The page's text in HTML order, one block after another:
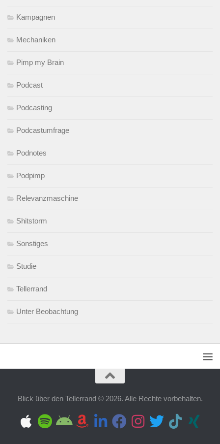
Kampagnen
Mechaniken
Pimp my Brain
Podcast
Podcasting
Podcastumfrage
Podnotes
Podpimp
Relevanzmaschine
Shitstorm
Sonstiges
Studie
Tellerrand
Unter Beobachtung
Blick über den Tellerrand © 2026. Alle Rechte vorbehalten.